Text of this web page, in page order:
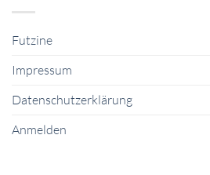
Futzine
Impressum
Datenschutzerklärung
Anmelden